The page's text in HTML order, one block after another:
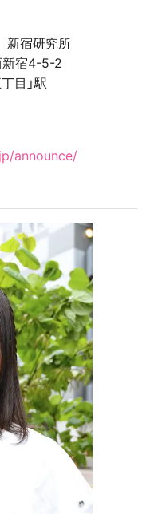
宿研究所
宿4-5-2
目」駅
announce/